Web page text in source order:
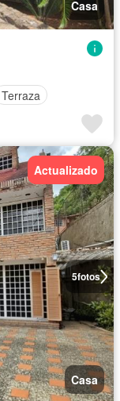
Casa
Terraza
5fotos
Actualizado
Casa